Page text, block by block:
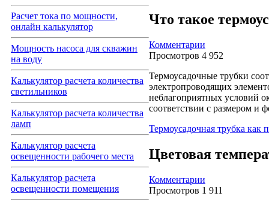
Что такое
Комментарии
Просмотров 4 952
Термоусадочные трубки
электропроводящих
неблагоприятных условий
соответствии с размером и
Термоусадочная трубка как
Цветовая
Комментарии
Просмотров 1 911
Расчет тока по мощности,
онлайн калькулятор
Мощность насоса для скважин
на воду
Калькулятор расчета количества
светильников
Калькулятор расчета количества
ламп
Калькулятор расчета
освещенности рабочего места
Калькулятор расчета
освещенности помещения